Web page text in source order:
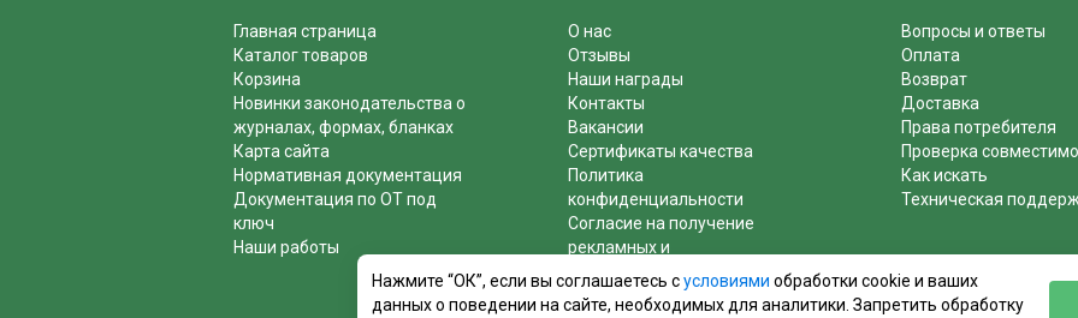
Главная страница
Каталог товаров
Корзина
Новинки законодательства о
журналах, формах, бланках
Карта сайта
Нормативная документация
Документация по ОТ под
ключ
Наши работы
О нас
Отзывы
Наши награды
Контакты
Вакансии
Сертификаты качества
Политика
конфиденциальности
Согласие на получение
рекламных и
информационных рассылок
Почему журналы покупают у
Вопросы и ответы
Оплата
Возврат
Доставка
Права потребителя
Проверка
Как искать
Техническая
Нажмите “ОК”, если вы соглашаетесь сусловиями обработки cookie и ваших
данных о поведении на сайте, необходимых для аналитики. Запретить обработку